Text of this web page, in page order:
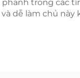
trong các
dễ làm chủ này